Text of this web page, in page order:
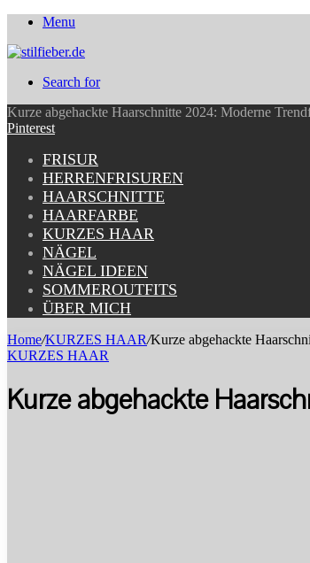
Menu
Search for
Kurze abgehackte Haarschnitte 2024: Moderne
Pinterest
FRISUR
HERRENFRISUREN
HAARSCHNITTE
HAARFARBE
KURZES HAAR
NÄGEL
NÄGEL IDEEN
SOMMEROUTFITS
ÜBER MICH
Home/KURZES HAAR/Kurze abgehackte
KURZES HAAR
Kurze abgehackte